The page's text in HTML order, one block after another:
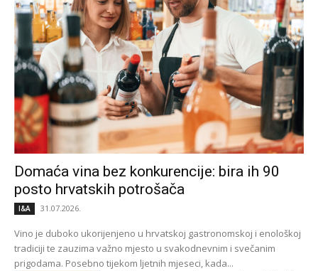
Domaća vina bez konkurencije: bira ih 90
posto hrvatskih potrošača
I&A 31.07.2026.
Vino je duboko ukorijenjeno u hrvatskoj gastronomskoj i enološkoj
tradiciji te zauzima važno mjesto u svakodnevnim i svečanim
prigodama. Posebno tijekom ljetnih mjeseci, kada...